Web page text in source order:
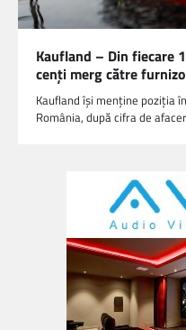
Kaufland – Din fiecare
cenți merg către
Kaufland își menține poziția
România, după cifra de